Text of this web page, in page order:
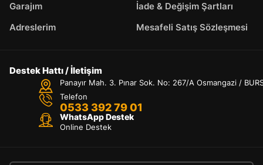
Garajım
Adreslerim
İade & Değişim Şartları
Mesafeli Satış Sözleşmesi
Destek Hattı / İletişim
Panayır Mah. 3. Pınar Sok. No: 267/A Osmangazi /
Telefon
0533 392 79 01
WhatsApp Destek
Online Destek